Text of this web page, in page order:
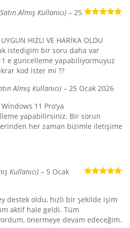
Almış Kullanıcı) – 25
HIZLI VE HARİKA OLDU
istedigim bir soru daha var
e güncelleme yapabiliyormuyuz
kod ister mi ??
Almış Kullanıcı) – 25 Ocak 2026
11 Pro’ya
yapabilirsiniz. Bir sorun
her zaman bizimle iletişime
Kullanıcı) – 5 Ocak
destek oldu, hızlı bir şekilde işim
aktif hale geldi. Tüm
önermeye devam edeceğim.